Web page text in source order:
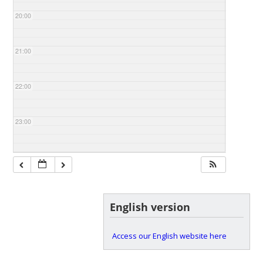
20:00
21:00
22:00
23:00
English version
Access our English website here